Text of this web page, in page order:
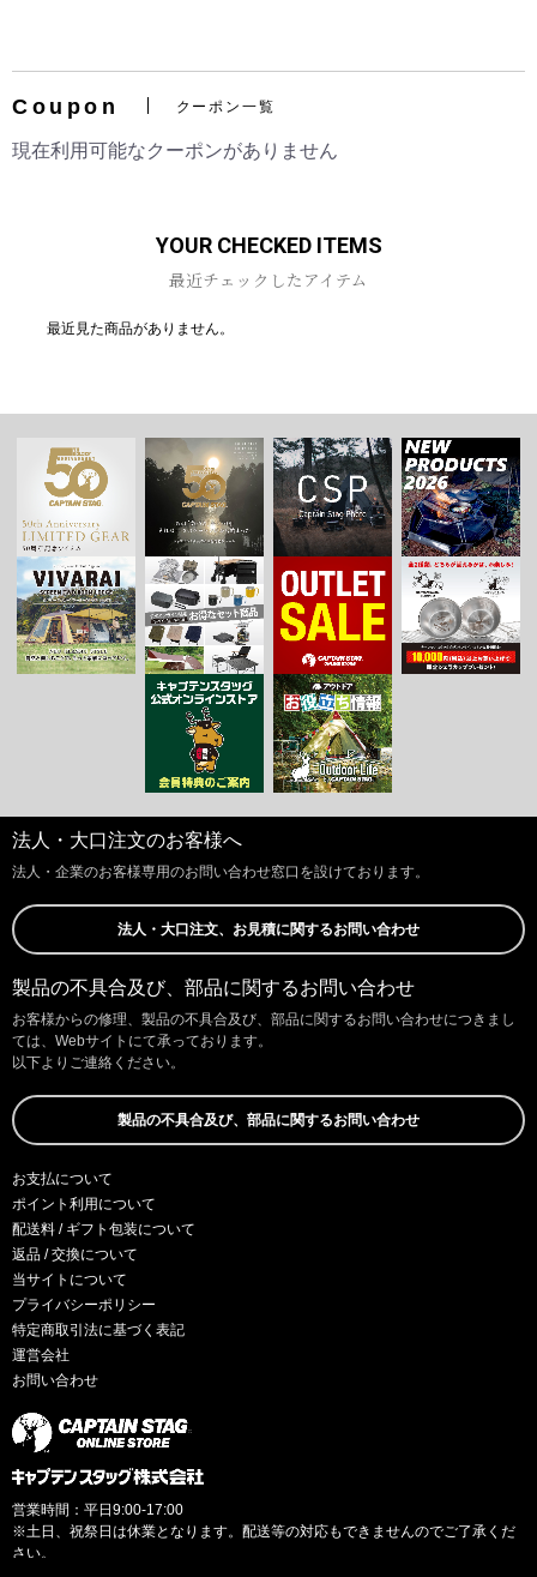
お買い物を続ける
Coupon クーポン一覧
現在利用可能なクーポンがありません
YOUR CHECKED ITEMS
最近チェックしたアイテム
最近見た商品がありません。
法人・大口注文のお客様へ
法人・企業のお客様専用のお問い合わせ窓口を設けております。
法人・大口注文、お見積に関するお問い合わせ
製品の不具合及び、部品に関するお問い合わせ
お客様からの修理、製品の不具合及び、部品に関するお問い合わせにつきまし
ては、Webサイトにて承っております。
以下よりご連絡ください。
製品の不具合及び、部品に関するお問い合わせ
お支払について
ポイント利用について
配送料 / ギフト包装について
返品 / 交換について
当サイトについて
プライバシーポリシー
特定商取引法に基づく表記
運営会社
お問い合わせ
営業時間：平日9:00-17:00
※土日、祝祭日は休業となります。配送等の対応もできませんのでご了承くだ
さい。